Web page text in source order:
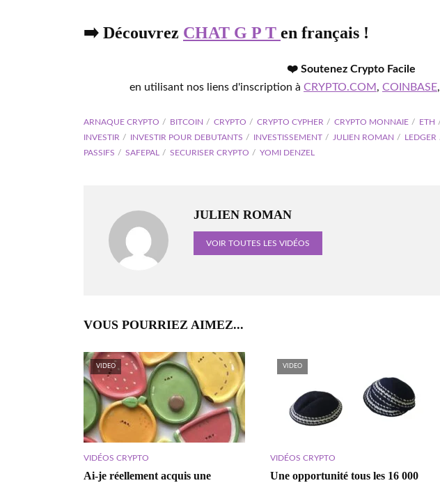
➡️ Découvrez CHAT G P T en français !
❤️ Soutenez Crypto Facile
en utilisant nos liens d'inscription à CRYPTO.COM , COINBASE,
ARNAQUE CRYPTO BITCOIN CRYPTO CRYPTO CYPHER CRYPTO MONNAIE ETH
INVESTIR
INVESTIR POUR DEBUTANTS INVESTISSEMENT JULIEN ROMAN LEDGER
PASSIFS
SAFEPAL SECURISER CRYPTO YOMI DENZEL
JULIEN ROMAN
VOIR TOUTES LES VIDÉOS
VOUS POURRIEZ AIMEZ...
VIDEO
VIDÉOS CRYPTO
Ai-je réellement acquis une
VIDEO
VIDÉOS CRYPTO
Une opportunité tous les 16 000